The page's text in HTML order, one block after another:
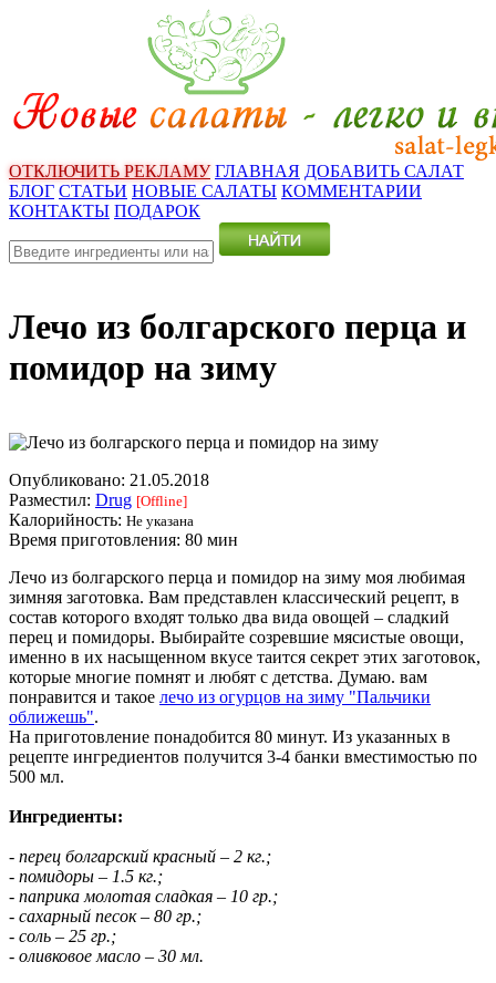
ОТКЛЮЧИТЬ РЕКЛАМУ ГЛАВНАЯ ДОБАВИТЬ САЛАТ
БЛОГ СТАТЬИ НОВЫЕ САЛАТЫ КОММЕНТАРИИ
КОНТАКТЫ ПОДАРОК
Лечо из болгарского перца и
помидор на зиму
Опубликовано: 21.05.2018
Разместил: Drug [Offline]
Калорийность: Не указана
Время приготовления: 80 мин
Лечо из болгарского перца и помидор на зиму моя любимая
зимняя заготовка. Вам представлен классический рецепт, в
состав которого входят только два вида овощей – сладкий
перец и помидоры. Выбирайте созревшие мясистые овощи,
именно в их насыщенном вкусе таится секрет этих заготовок,
которые многие помнят и любят с детства. Думаю. вам
понравится и такое лечо из огурцов на зиму "Пальчики
оближешь".
На приготовление понадобится 80 минут. Из указанных в
рецепте ингредиентов получится 3-4 банки вместимостью по
500 мл.
Ингредиенты:
- перец болгарский красный – 2 кг.;
- помидоры – 1.5 кг.;
- паприка молотая сладкая – 10 гр.;
- сахарный песок – 80 гр.;
- соль – 25 гр.;
- оливковое масло – 30 мл.